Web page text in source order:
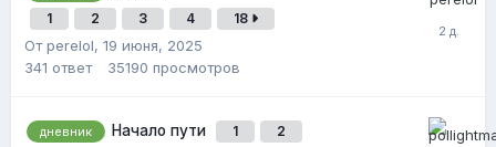
1 2 3 4 18
От perelol, 19 июня, 2025
341 ответ 35190 просмотров
дневник Начало пути 1 2